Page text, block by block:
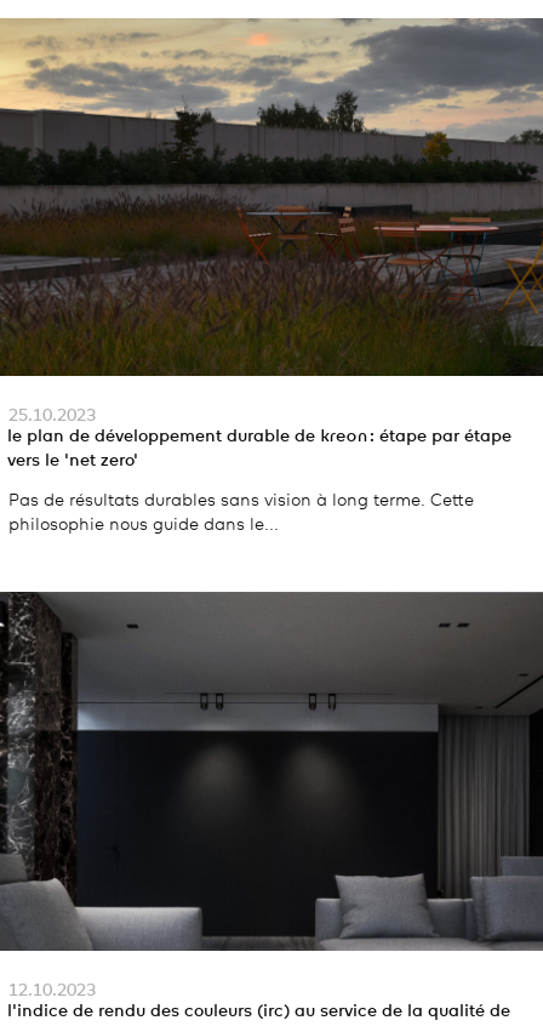
25.10.2023
le plan de développement durable de kreon : étape par étape
vers le 'net zero'
Pas de résultats durables sans vision à long terme. Cette
philosophie nous guide dans le...
12.10.2023
l'indice de rendu des couleurs (irc) au service de la qualité de